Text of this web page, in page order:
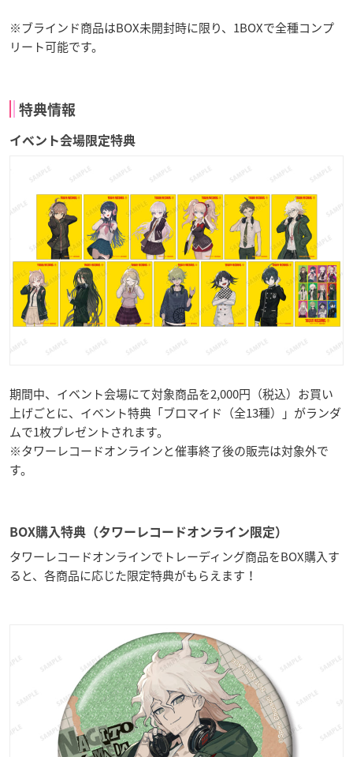
※ブラインド商品はBOX未開封時に限り、1BOXで全種コンプ
リート可能です。
特典情報
イベント会場限定特典
期間中、イベント会場にて対象商品を2,000円（税込）お買い
上げごとに、イベント特典「ブロマイド（全13種）」がランダ
ムで1枚プレゼントされます。
※タワーレコードオンラインと催事終了後の販売は対象外で
す。
BOX購入特典（タワーレコードオンライン限定）
タワーレコードオンラインでトレーディング商品をBOX購入す
ると、各商品に応じた限定特典がもらえます！